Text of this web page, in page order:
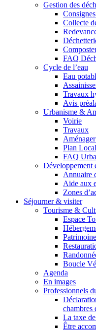
Gestion des
Collecte
FAQ
Cycle de l’eau
Eau
Travaux
Avis
Urbanisme &
Voirie
Travaux
Plan
FAQ
Développement
Annuaire
Aide aux
Zones
Séjourner & visiter
Tourisme &
Espace
Patrimoine
Boucle
Agenda
En images
Professionnels
chambres
La taxe
Être